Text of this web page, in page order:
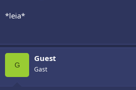
*leia*
G
Guest
Gast